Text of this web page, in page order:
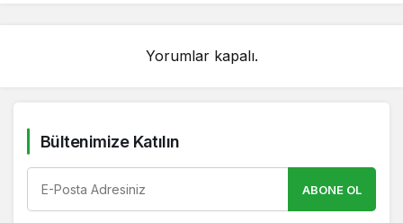
Yorumlar kapalı.
Bültenimize Katılın
ABONE OL